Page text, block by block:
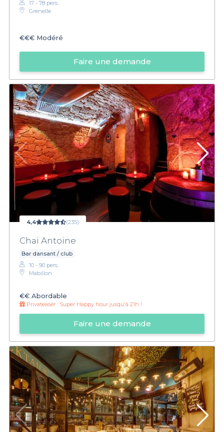
17 - 78 pers.
Grenelle
€€€ Modéré
Faire une demande
4,4 (235)
Chai Antoine
Bar dansant / club
10 - 90 pers.
Mabillon
€€ Abordable
Privateaser : Super Happy hour jusqu'à 21h !
Faire une demande